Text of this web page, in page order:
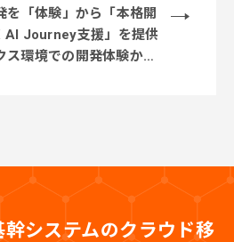
を「体験」から「本格開
AI Journey支援」を提供
環境での開発体験から
システムのクラウド移